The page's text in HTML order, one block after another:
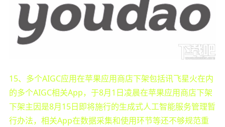
15、多个AIGC应用在苹果应用商店下架包括讯飞星火在内
的多个AIGC相关App，于8月1日凌晨在苹果应用商店下架
下架主因是8月15日即将施行的生成式人工智能服务管理暂
行办法，相关App在数据采集和使用环节等还不够规范重